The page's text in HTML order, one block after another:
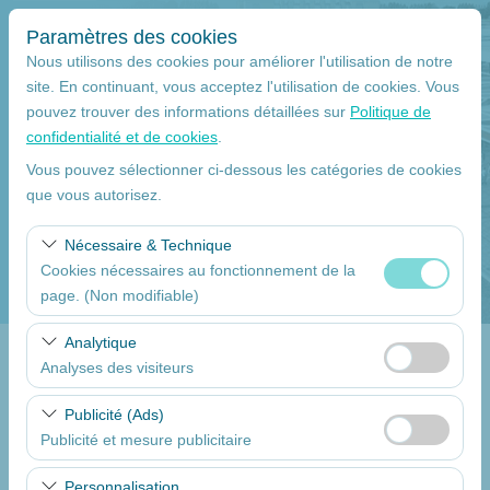
Paramètres des cookies
Nous utilisons des cookies pour améliorer l'utilisation de notre
site. En continuant, vous acceptez l'utilisation de cookies. Vous
pouvez trouver des informations détaillées sur Politique de
confidentialité et de cookies
Vous pouvez sélectionner ci-dessous les catégories de cookies
que vous autorisez.
Nécessaire & Technique
Cookies nécessaires au fonctionnement de la
page. (Non modifiable)
Ces cookies sont nécessaires au bon fonctionnement du
site, à la sécurité, à la gestion des sessions et aux
fonctionnalités de base. Ils ne peuvent pas être
désactivés.
Analytique
Analyses des visiteurs
Ces cookies nous permettent d’analyser la manière dont
notre site est utilisé (nombre de visiteurs, pages les plus
consultées, comportements des utilisateurs). Ces
données sont utilisées pour mesurer les performances
Publicité (Ads)
Publicité et mesure publicitaire
Ces cookies nous permettent d’afficher des publicités
Lieu de ramassage
Mersin
Je déposerai la voiture à un autre endroit.
La date et l'heure du ramassage
09:00
Return date
Dressez la liste des voitures